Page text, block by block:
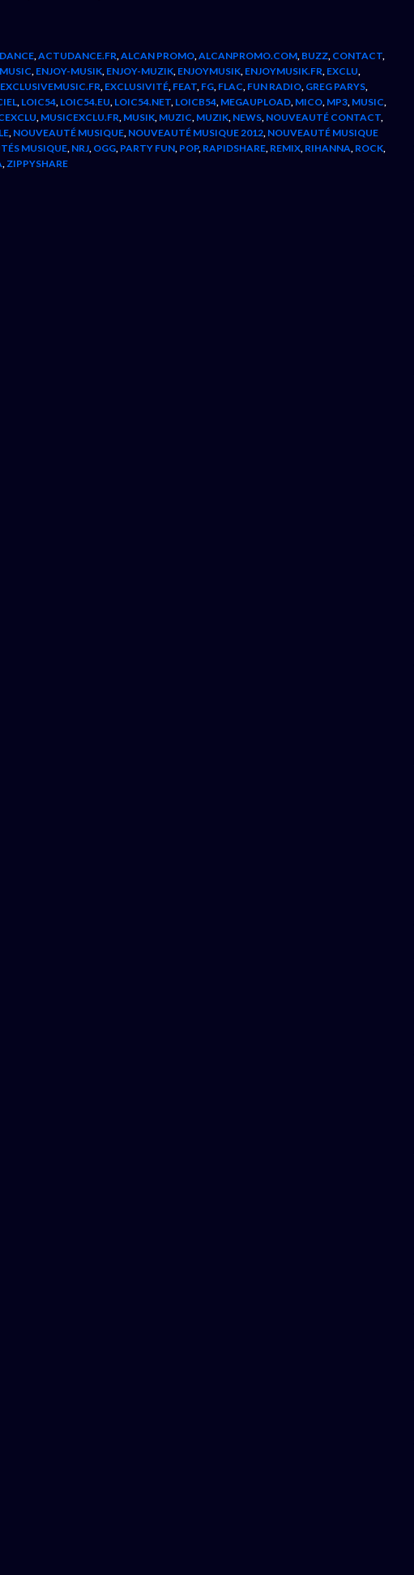
ACTUDANCE.FR ALCAN PROMO ALCANPROMO.COM BUZZ CONTACT
ENJOY-MUSIK ENJOY-MUZIK ENJOYMUSIK ENJOYMUSIK.FR EXCLU
EXCLUSIVEMUSIC.FR EXCLUSIVITÉ FEAT FG FLAC FUN RADIO GREG PARYS
LOIC54 LOIC54.EU LOIC54.NET LOICB54 MEGAUPLOAD MICO MP3 MUSIC
MUSICEXCLU.FR MUSIK MUZIC MUZIK NEWS NOUVEAUTÉ CONTACT
NOUVEAUTÉ MUSIQUE NOUVEAUTÉ MUSIQUE 2012 NOUVEAUTÉ MUSIQUE
MUSIQUE NRJ OGG PARTY FUN POP, RAPIDSHARE REMIX RIHANNA ROCK
ZIPPYSHARE